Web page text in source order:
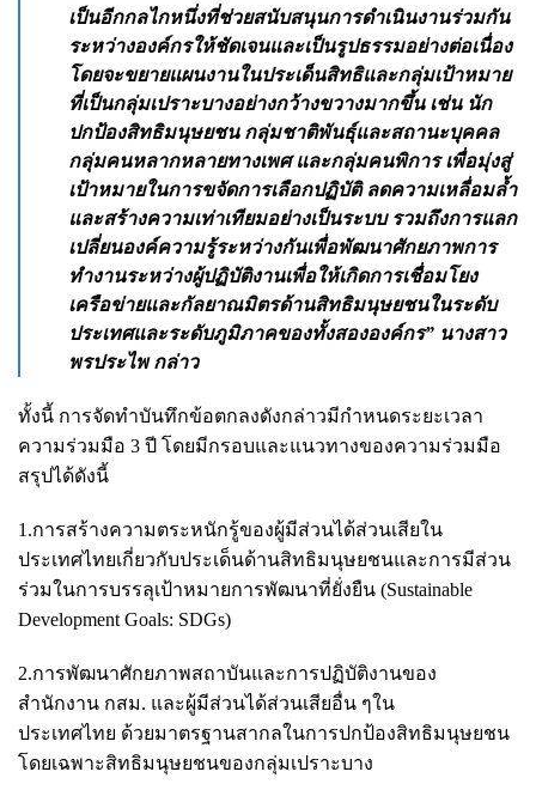
เป็นอีกกลไกหนึ่งที่ช่วยสนับสนุนการดำเนินงานร่วมกัน
ระหว่างองค์กรให้ชัดเจนและเป็นรูปธรรมอย่างต่อเนื่อง
โดยจะขยายแผนงานในประเด็นสิทธิและกลุ่มเป้าหมาย
ที่เป็นกลุ่มเปราะบางอย่างกว้างขวางมากขึ้น เช่น นัก
ปกป้องสิทธิมนุษยชน กลุ่มชาติพันธุ์และสถานะบุคคล
กลุ่มคนหลากหลายทางเพศ และกลุ่มคนพิการ เพื่อมุ่งสู่
เป้าหมายในการขจัดการเลือกปฏิบัติ ลดความเหลื่อมล้ำ
และสร้างความเท่าเทียมอย่างเป็นระบบ รวมถึงการแลก
เปลี่ยนองค์ความรู้ระหว่างกันเพื่อพัฒนาศักยภาพการ
ทำงานระหว่างผู้ปฏิบัติงานเพื่อให้เกิดการเชื่อมโยง
เครือข่ายและกัลยาณมิตรด้านสิทธิมนุษยชนในระดับ
ประเทศและระดับภูมิภาคของทั้งสององค์กร” นางสาว
พรประไพ กล่าว
ทั้งนี้ การจัดทำบันทึกข้อตกลงดังกล่าวมีกำหนดระยะเวลา
ความร่วมมือ 3 ปี โดยมีกรอบและแนวทางของความร่วมมือ
สรุปได้ดังนี้
1.การสร้างความตระหนักรู้ของผู้มีส่วนได้ส่วนเสียใน
ประเทศไทยเกี่ยวกับประเด็นด้านสิทธิมนุษยชนและการมีส่วน
ร่วมในการบรรลุเป้าหมายการพัฒนาที่ยั่งยืน (Sustainable
Development Goals: SDGs)
2.การพัฒนาศักยภาพสถาบันและการปฏิบัติงานของ
สำนักงาน กสม. และผู้มีส่วนได้ส่วนเสียอื่น ๆใน
ประเทศไทย ด้วยมาตรฐานสากลในการปกป้องสิทธิมนุษยชน
โดยเฉพาะสิทธิมนุษยชนของกลุ่มเปราะบาง